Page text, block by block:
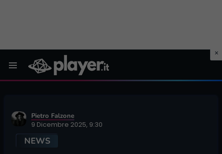
Pietro Falzone
9 Dicembre 2025, 9:30
NEWS